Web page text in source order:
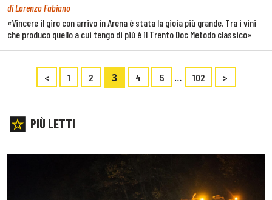
di Lorenzo Fabiano
«Vincere il giro con arrivo in Arena è stata la gioia più grande. Tra i vini
che produco quello a cui tengo di più è il Trento Doc Metodo classico»
< 1 2 3 4 5 … 102 >
PIÙ LETTI